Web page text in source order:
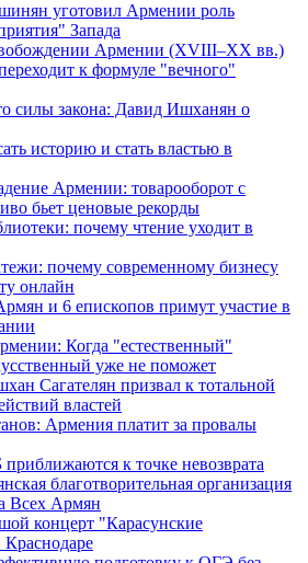
уготовил Армении роль
Запада
Армении (XVIII–XX вв.)
к формуле "вечного"
силы закона: Давид Ишханян о
историю и стать властью в
Армении: товарооборот с
бьет ценовые рекорды
почему чтение уходит в
почему современному бизнесу
онлайн
и 6 епископов примут участие в
Когда "естественный"
уже не поможет
Сагателян призвал к тотальной
властей
Армения платит за провалы
к точке невозврата
благотворительная организация
Всех Армян
концерт "Карасунские